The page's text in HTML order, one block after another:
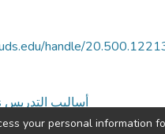
handle/
Teaching Methods أساليب التدريس
your personal information